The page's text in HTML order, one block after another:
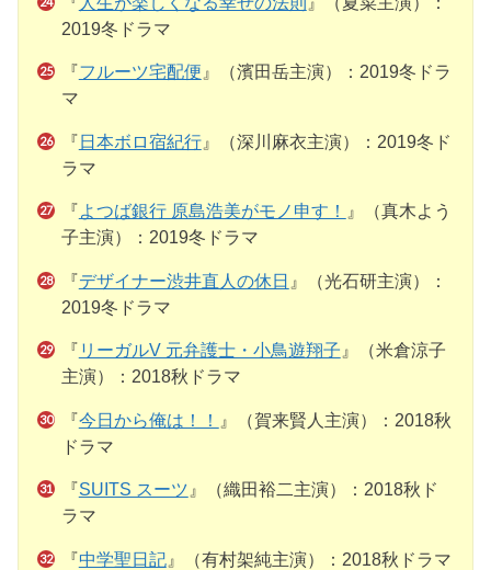
2019冬ドラマ
『フルーツ宅配便 』（濱田岳主演）：2019冬ドラ
マ
『 日本ボロ宿紀行』（深川麻衣主演）：2019冬ド
ラマ
『よつば銀行 原島浩美がモノ申す！
』（真木よう
子主演）：2019冬ドラマ
『デザイナー渋井直人の休日 』（光石研主演）：
2019冬ドラマ
『 リーガルV 元弁護士・小鳥遊翔子 』（米倉涼子
主演）：2018秋ドラマ
『今日から俺は！！
』（賀来賢人主演）：2018秋
ドラマ
『SUITS スーツ 』（織田裕二主演）：2018秋ド
ラマ
『中学聖日記』（有村架純主演）：2018秋ドラマ